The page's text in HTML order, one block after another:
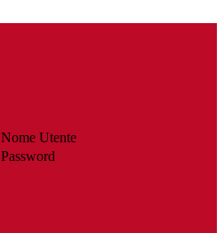
Nome Utente
Password